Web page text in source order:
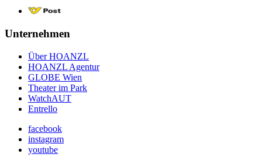
Unternehmen
Über HOANZL
HOANZL Agentur
GLOBE Wien
Theater im Park
WatchAUT
Entrello
facebook
instagram
youtube